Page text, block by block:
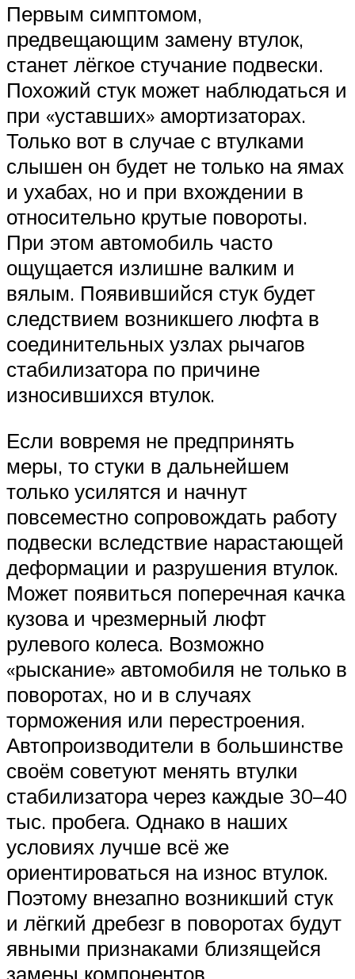
Первым симптомом,
предвещающим замену втулок,
станет лёгкое стучание подвески.
Похожий стук может наблюдаться и
при «уставших» амортизаторах.
Только вот в случае с втулками
слышен он будет не только на ямах
и ухабах, но и при вхождении в
относительно крутые повороты.
При этом автомобиль часто
ощущается излишне валким и
вялым. Появившийся стук будет
следствием возникшего люфта в
соединительных узлах рычагов
стабилизатора по причине
износившихся втулок.
Если вовремя не предпринять
меры, то стуки в дальнейшем
только усилятся и начнут
повсеместно сопровождать работу
подвески вследствие нарастающей
деформации и разрушения втулок.
Может появиться поперечная качка
кузова и чрезмерный люфт
рулевого колеса. Возможно
«рыскание» автомобиля не только в
поворотах, но и в случаях
торможения или перестроения.
Автопроизводители в большинстве
своём советуют менять втулки
стабилизатора через каждые 30–40
тыс. пробега. Однако в наших
условиях лучше всё же
ориентироваться на износ втулок.
Поэтому внезапно возникший стук
и лёгкий дребезг в поворотах будут
явными признаками близящейся
замены компонентов.